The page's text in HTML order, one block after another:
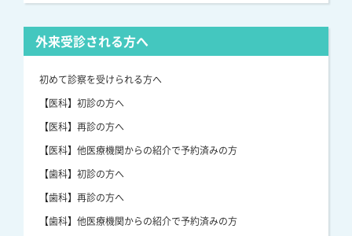
外来受診される方へ
初めて診察を受けられる方へ
【医科】初診の方へ
【医科】再診の方へ
【医科】他医療機関からの紹介で予約済みの方
【歯科】初診の方へ
【歯科】再診の方へ
【歯科】他医療機関からの紹介で予約済みの方